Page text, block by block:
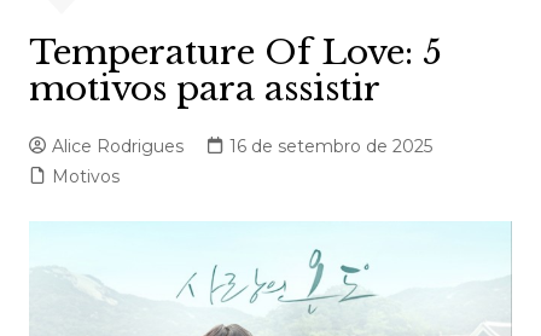
Temperature Of Love: 5
motivos para assistir
Alice Rodrigues
16 de setembro de 2025
Motivos